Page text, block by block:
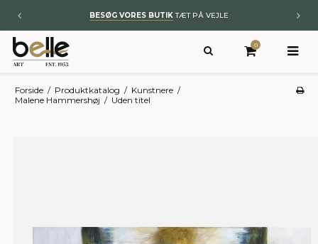
BYT TIL NYT– KUNST OG ÆGTE TÆPPER
0
Forside / Produktkatalog / Kunstnere /
Malene Hammershøj / Uden titel